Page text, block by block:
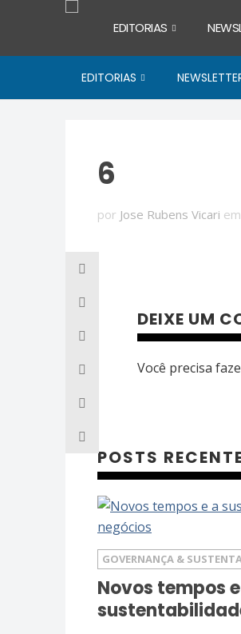
EDITORIAS
EDITORIAS
6
por Jose Rubens Vicari em
DEIXE UM
Você precisa
POSTS
GOVERNANÇA &
Novos tempos